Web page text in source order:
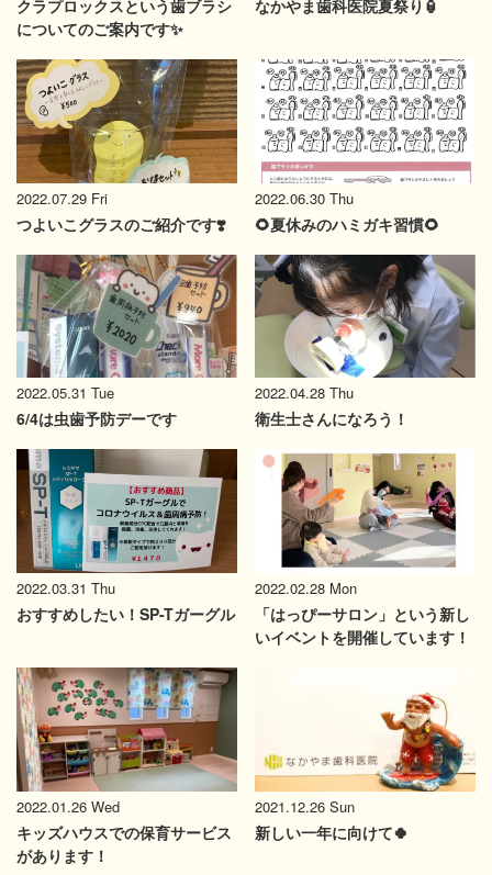
クラプロックスという歯ブラシ
についてのご案内です✨
なかやま歯科医院夏祭り🏮
2022.07.29 Fri
つよいこグラスのご紹介です❣️
2022.06.30 Thu
🌻夏休みのハミガキ習慣🌻
2022.05.31 Tue
6/4は虫歯予防デーです
2022.04.28 Thu
衛生士さんになろう！
2022.03.31 Thu
おすすめしたい！SP-Tガーグル
2022.02.28 Mon
「はっぴーサロン」という新し
いイベントを開催しています！
2022.01.26 Wed
キッズハウスでの保育サービス
があります！
2021.12.26 Sun
新しい一年に向けて🍀